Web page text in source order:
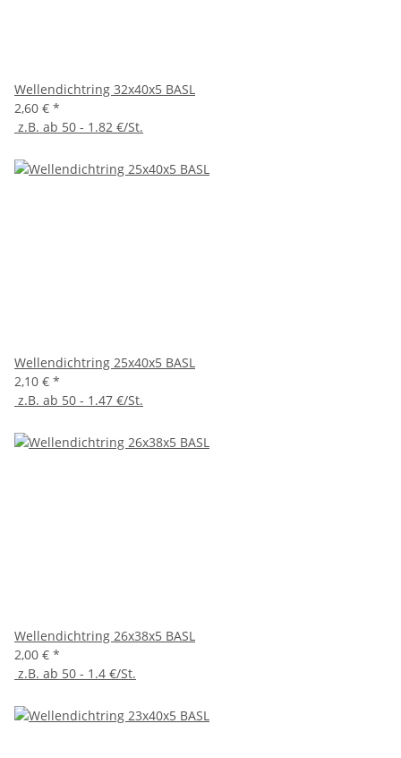
Wellendichtring 32x40x5 BASL
2,60 € *
z.B. ab 50 - 1.82 €/St.
Wellendichtring 25x40x5 BASL
2,10 € *
z.B. ab 50 - 1.47 €/St.
Wellendichtring 26x38x5 BASL
2,00 € *
z.B. ab 50 - 1.4 €/St.